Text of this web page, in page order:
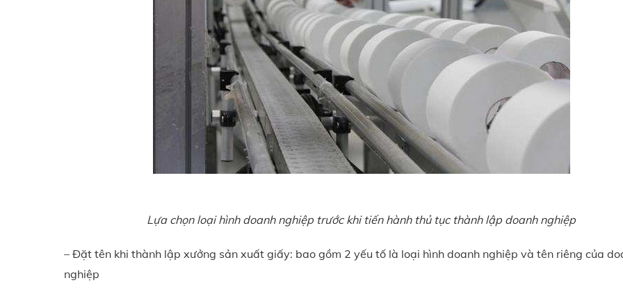
Lựa chọn loại hình doanh nghiệp trước khi tiến hành thủ tục thành lập doanh nghiệp
– Đặt tên khi thành lập xưởng sản xuất giấy: bao gồm 2 yếu tố là loại hình doanh nghiệp và tên riêng của
nghiệp